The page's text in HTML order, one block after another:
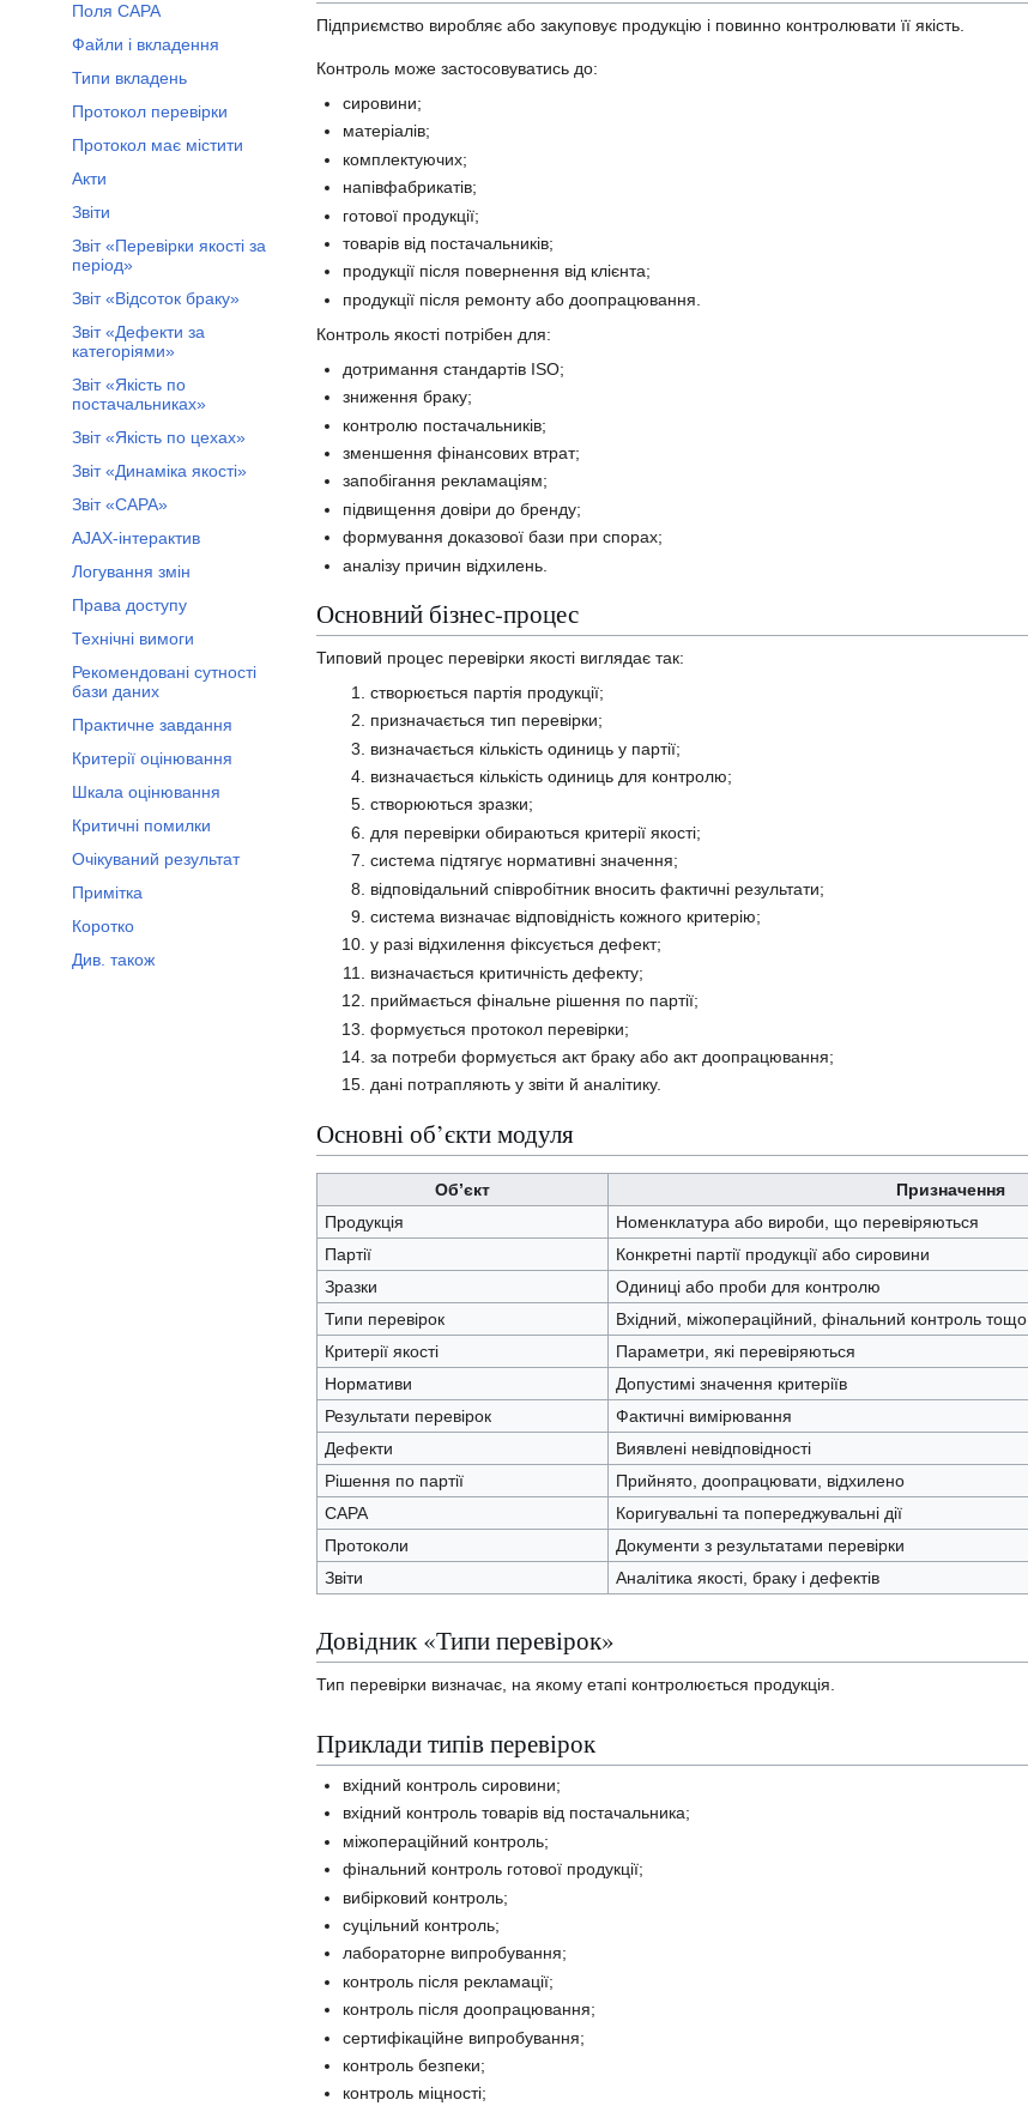
Поля CAPA
Файли і вкладення
Типи вкладень
Протокол перевірки
Протокол має містити
Акти
Звіти
Звіт «Перевірки якості за
період»
Звіт «Відсоток браку»
Звіт «Дефекти за
категоріями»
Звіт «Якість по
постачальниках»
Звіт «Якість по цехах»
Звіт «Динаміка якості»
Звіт «CAPA»
AJAX-інтерактив
Логування змін
Права доступу
Технічні вимоги
Рекомендовані сутності
бази даних
Практичне завдання
Критерії оцінювання
Шкала оцінювання
Критичні помилки
Очікуваний результат
Примітка
Коротко
Див. також
Підприємство виробляє або закуповує продукцію і повинно контролювати її якість.
Контроль може застосовуватись до:
сировини;
матеріалів;
комплектуючих;
напівфабрикатів;
готової продукції;
товарів від постачальників;
продукції після повернення від клієнта;
продукції після ремонту або доопрацювання.
Контроль якості потрібен для:
дотримання стандартів ISO;
зниження браку;
контролю постачальників;
зменшення фінансових втрат;
запобігання рекламаціям;
підвищення довіри до бренду;
формування доказової бази при спорах;
аналізу причин відхилень.
Основний бізнес-процес
Типовий процес перевірки якості виглядає так:
створюється партія продукції;
призначається тип перевірки;
визначається кількість одиниць у партії;
визначається кількість одиниць для контролю;
створюються зразки;
для перевірки обираються критерії якості;
система підтягує нормативні значення;
відповідальний співробітник вносить фактичні результати;
система визначає відповідність кожного критерію;
у разі відхилення фіксується дефект;
визначається критичність дефекту;
приймається фінальне рішення по партії;
формується протокол перевірки;
за потреби формується акт браку або акт доопрацювання;
дані потрапляють у звіти й аналітику.
Основні об’єкти модуля
Об’єкт
Призначення
Продукція
Номенклатура або вироби, що перевіряються
Партії
Конкретні партії продукції або сировини
Зразки
Одиниці або проби для контролю
Типи перевірок
Вхідний, міжопераційний, фінальний контроль тощо
Критерії якості
Параметри, які перевіряються
Нормативи
Допустимі значення критеріїв
Результати перевірок
Фактичні вимірювання
Дефекти
Виявлені невідповідності
Рішення по партії
Прийнято, доопрацювати, відхилено
CAPA
Коригувальні та попереджувальні дії
Протоколи
Документи з результатами перевірки
Звіти
Аналітика якості, браку і дефектів
Довідник «Типи перевірок»
Тип перевірки визначає, на якому етапі контролюється продукція.
Приклади типів перевірок
вхідний контроль сировини;
вхідний контроль товарів від постачальника;
міжопераційний контроль;
фінальний контроль готової продукції;
вибірковий контроль;
суцільний контроль;
лабораторне випробування;
контроль після рекламації;
контроль після доопрацювання;
сертифікаційне випробування;
контроль безпеки;
контроль міцності;